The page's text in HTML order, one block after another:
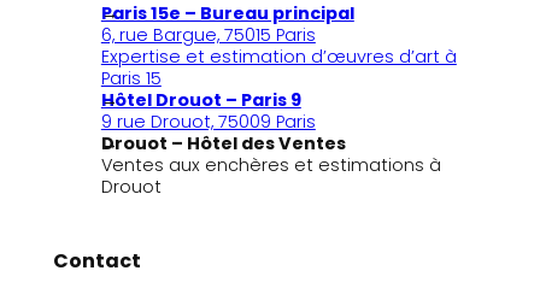
Paris 15e – Bureau principal
6, rue Bargue, 75015 Paris
Expertise et estimation d’œuvres d’art à
Paris 15
Hôtel Drouot – Paris 9
9 rue Drouot, 75009 Paris
Drouot – Hôtel des Ventes
Ventes aux enchères et estimations à
Drouot
Contact